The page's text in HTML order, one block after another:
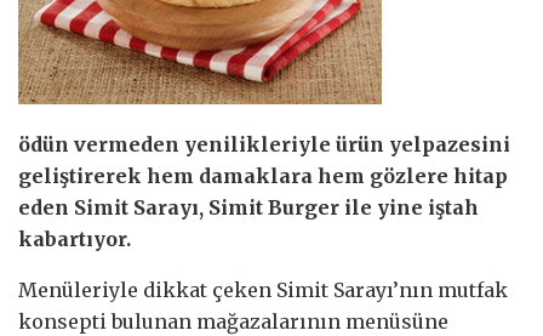
ödün vermeden yenilikleriyle ürün yelpazesini
geliştirerek hem damaklara hem gözlere hitap
eden Simit Sarayı, Simit Burger ile yine iştah
kabartıyor.
Menüleriyle dikkat çeken Simit Sarayı’nın mutfak
konsepti bulunan mağazalarının menüsüne